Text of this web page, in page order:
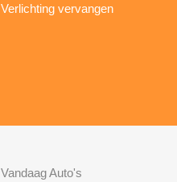
Verlichting vervangen
Vandaag Auto's